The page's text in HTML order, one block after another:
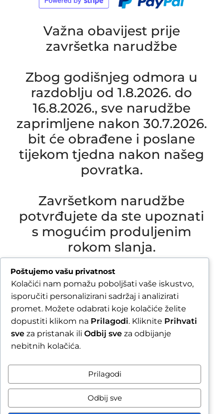
Važna obavijest prije
završetka narudžbe
Zbog godišnjeg odmora u
razdoblju od 1.8.2026. do
16.8.2026., sve narudžbe
zaprimljene nakon 30.7.2026.
bit će obrađene i poslane
tijekom tjedna nakon našeg
povratka.
Završetkom narudžbe
potvrđujete da ste upoznati
s mogućim produljenim
rokom slanja.
Due to our annual holiday from 1 August 2026 to
16 August 2026, all orders received after 30 July
2026 will be processed and shipped during the
week following our return.
By completing your order, you confirm that you
are aware of the possible extended shipping
Zatvori obavijest / Close
Poštujemo vašu privatnost
Kolačići nam pomažu poboljšati vaše iskustvo,
isporučiti personalizirani sadržaj i analizirati
promet. Možete odabrati koje kolačiće želite
dopustiti klikom na Prilagodi. Kliknite Prihvati
sve za pristanak ili Odbij sve za odbijanje
nebitnih kolačića.
Prilagodi
Odbij sve
Raskid ugovora